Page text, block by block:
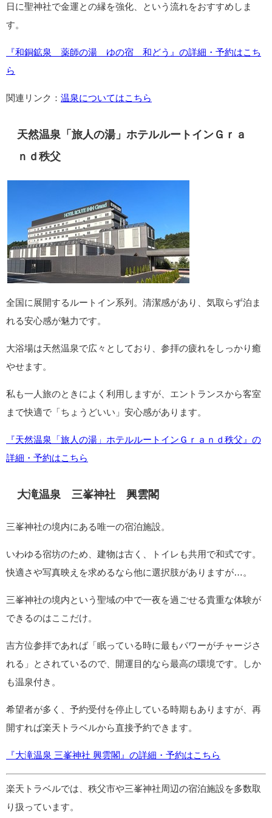
日に聖神社で金運との縁を強化、という流れをおすすめしま
す。
『和銅鉱泉 薬師の湯 ゆの宿 和どう』の詳細・予約はこち
ら
関連リンク： 温泉についてはこちら
天然温泉「旅人の湯」ホテルルートインＧｒａ
ｎｄ秩父
全国に展開するルートイン系列。清潔感があり、気取らず泊ま
れる安心感が魅力です。
大浴場は天然温泉で広々としており、参拝の疲れをしっかり癒
やせます。
私も一人旅のときによく利用しますが、エントランスから客室
まで快適で「ちょうどいい」安心感があります。
『天然温泉「旅人の湯」ホテルルートインＧｒａｎｄ秩父』の
詳細・予約はこちら
大滝温泉 三峯神社 興雲閣
三峯神社の境内にある唯一の宿泊施設。
いわゆる宿坊のため、建物は古く、トイレも共用で和式です。
快適さや写真映えを求めるなら他に選択肢がありますが…。
三峯神社の境内という聖域の中で一夜を過ごせる貴重な体験が
できるのはここだけ。
吉方位参拝であれば「眠っている時に最もパワーがチャージさ
れる」とされているので、開運目的なら最高の環境です。しか
も温泉付き。
希望者が多く、予約受付を停止している時期もありますが、再
開すれば楽天トラベルから直接予約できます。
『大滝温泉 三峯神社 興雲閣』の詳細・予約はこちら
楽天トラベルでは、秩父市や三峯神社周辺の宿泊施設を多数取
り扱っています。